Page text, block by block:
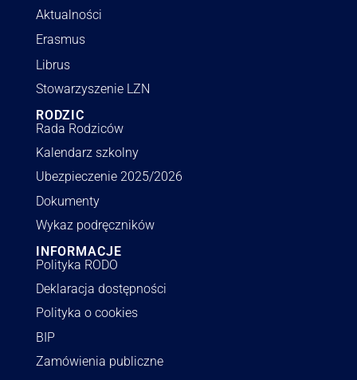
Aktualności
Erasmus
Librus
Stowarzyszenie LZN
RODZIC
Rada Rodziców
Kalendarz szkolny
Ubezpieczenie 2025/2026
Dokumenty
Wykaz podręczników
INFORMACJE
Polityka RODO
Deklaracja dostępności
Polityka o cookies
BIP
Zamówienia publiczne